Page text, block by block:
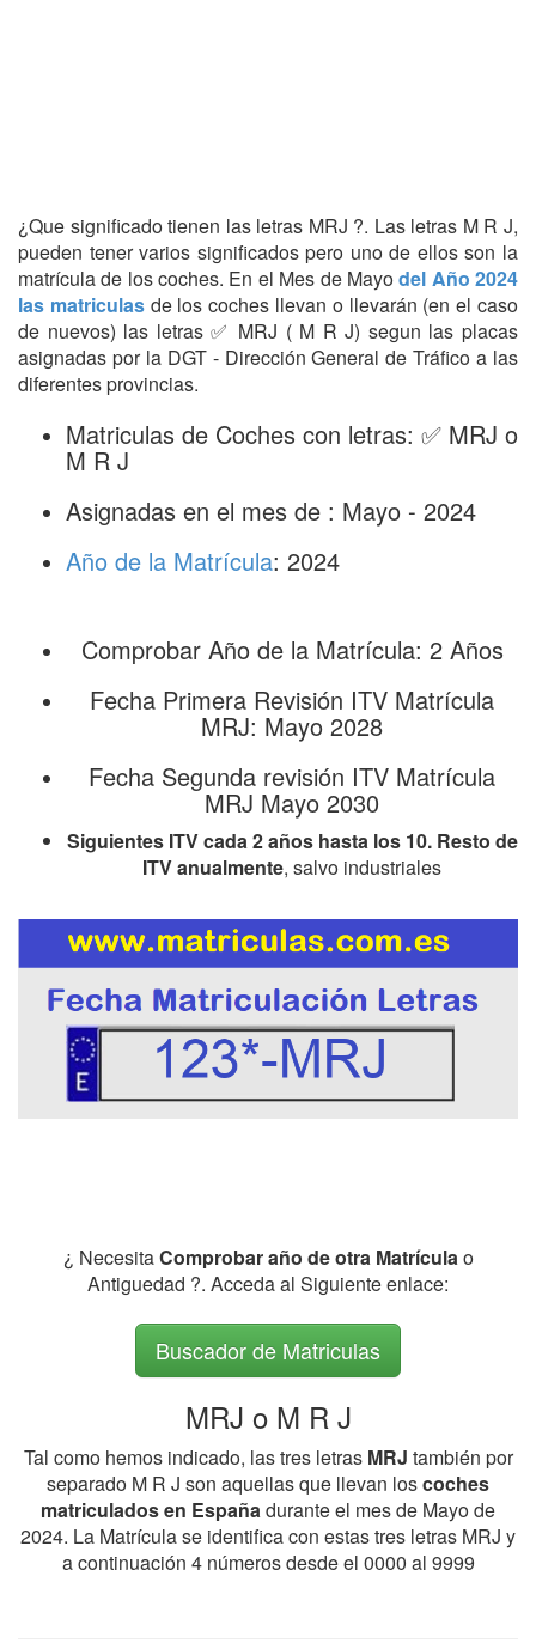
¿Que significado tienen las letras MRJ ?. Las letras M R J,
pueden tener varios significados pero uno de ellos son la
matrícula de los coches. En el Mes de Mayodel Año 2024
las matriculas de los coches llevan o llevarán (en el caso
de nuevos) las letras ✅ MRJ ( M R J) segun las placas
asignadas por la DGT - Dirección General de Tráfico a las
diferentes provincias.
Matriculas de Coches con letras: ✅ MRJ o
M R J
Asignadas en el mes de : Mayo - 2024
Año de la Matrícula: 2024
Comprobar Año de la Matrícula: 2 Años
Fecha Primera Revisión ITV Matrícula
MRJ: Mayo 2028
Fecha Segunda revisión ITV Matrícula
MRJ Mayo 2030
Siguientes ITV cada 2 años hasta los 10. Resto de
ITV anualmente, salvo industriales
¿ NecesitaComprobar año de otra Matrículao
Antiguedad ?. Acceda al Siguiente enlace:
Buscador de Matriculas
MRJ o M R J
Tal como hemos indicado, las tres letras MRJ también por
separado M R J son aquellas que llevan loscoches
matriculados en Españadurante el mes de Mayo de
2024. La Matrícula se identifica con estas tres letras MRJ y
a continuación 4 números desde el 0000 al 9999